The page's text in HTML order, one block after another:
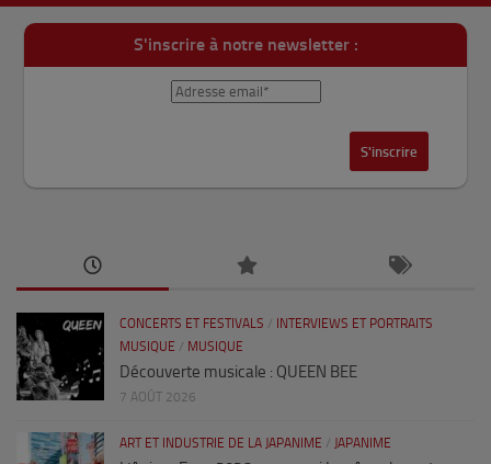
S'inscrire à notre newsletter :
CONCERTS ET FESTIVALS /
INTERVIEWS ET PORTRAITS
MUSIQUE / MUSIQUE
Découverte musicale : QUEEN BEE
7 AOÛT 2026
ART ET INDUSTRIE DE LA JAPANIME / JAPANIME